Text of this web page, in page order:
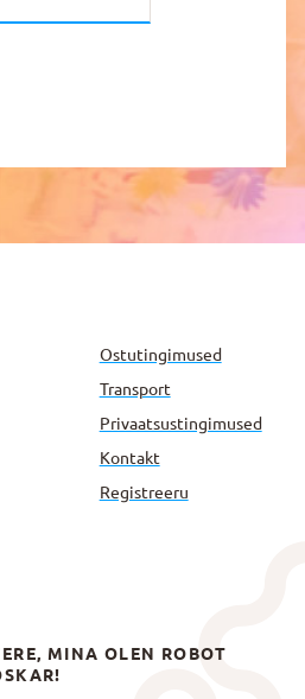
Ostutingimused
Transport
Privaatsus­tingimused
Kontakt
Registreeru
MINA OLEN ROBOT